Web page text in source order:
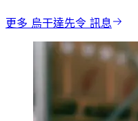
更多 烏干達先令 訊息